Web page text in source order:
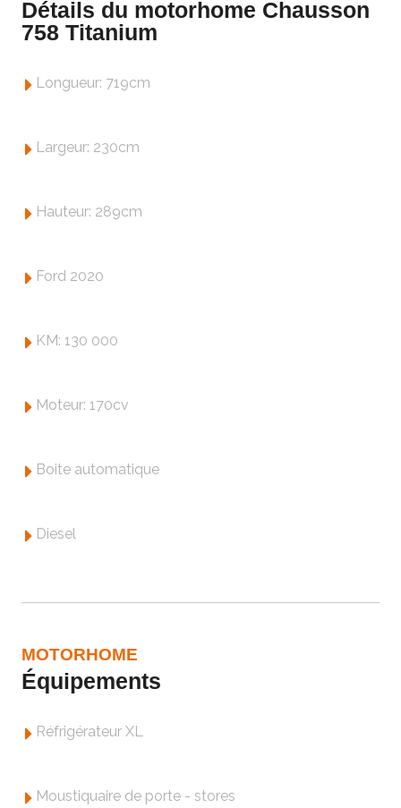
Détails du motorhome Chausson
758 Titanium
Longueur: 719cm
Largeur: 230cm
Hauteur: 289cm
Ford 2020
KM: 130 000
Moteur: 170cv
Boite automatique
Diesel
MOTORHOME
Équipements
Réfrigérateur XL
Moustiquaire de porte - stores